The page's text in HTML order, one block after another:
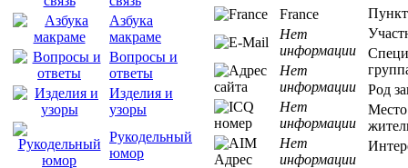
Азбука
макраме
Вопросы и
ответы
Изделия и
узоры
Рукодельный
юмор
Род
Место
France
Нет
информации
Нет
информации
Нет
информации
Нет
информации